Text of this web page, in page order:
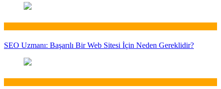
SEO Uzmanı: Başarılı Bir Web Sitesi İçin Neden Gereklidir?